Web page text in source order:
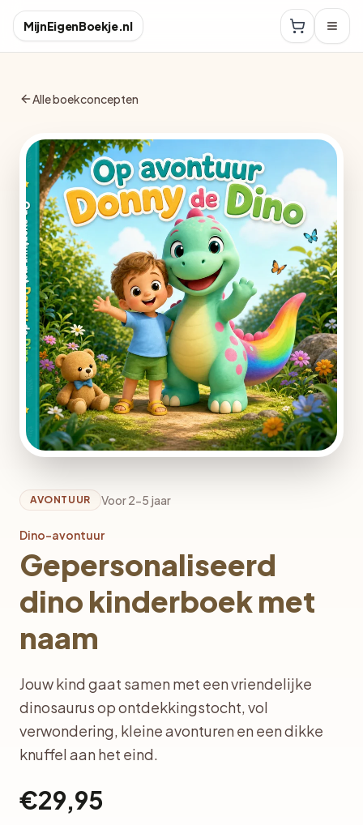
MijnEigenBoekje.nl
Alle boekconcepten
AVONTUUR Voor 2-5 jaar
Dino-avontuur
Gepersonaliseerd
dino kinderboek met
naam
Jouw kind gaat samen met een vriendelijke
dinosaurus op ontdekkingstocht, vol
verwondering, kleine avonturen en een dikke
knuffel aan het eind.
€29,95